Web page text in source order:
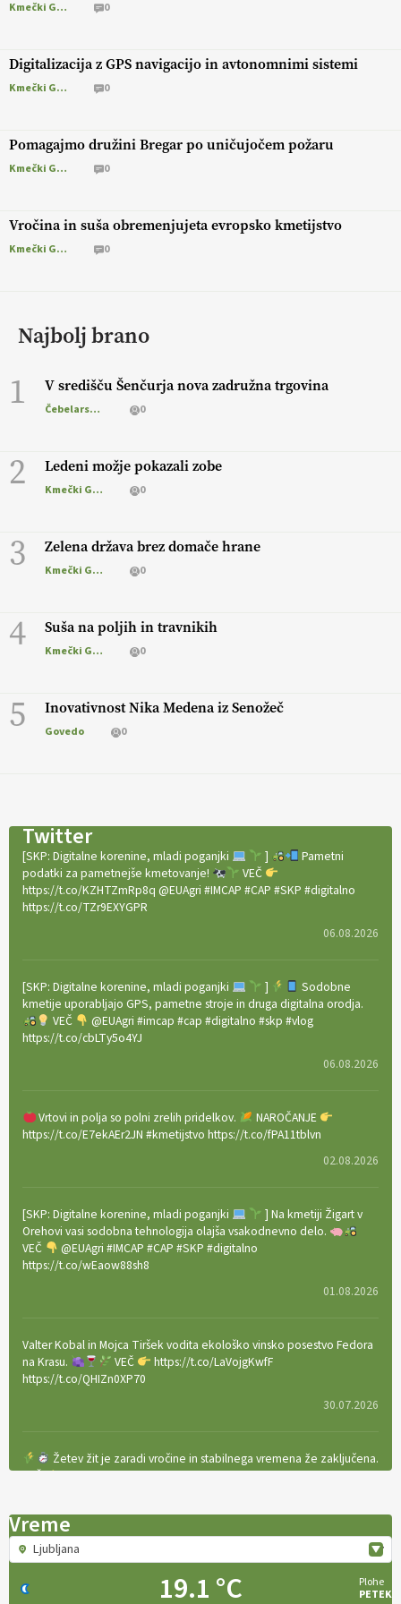
Kmečki Glas 0
Digitalizacija z GPS navigacijo in avtonomnimi sistemi
Kmečki Glas 0
Pomagajmo družini Bregar po uničujočem požaru
Kmečki Glas 0
Vročina in suša obremenjujeta evropsko kmetijstvo
Kmečki Glas 0
Najbolj brano
1 V središču Šenčurja nova zadružna trgovina
Čebelarstvo 0
2 Ledeni možje pokazali zobe
Kmečki Glas 0
3 Zelena država brez domače hrane
Kmečki Glas 0
4 Suša na poljih in travnikih
Kmečki Glas 0
5 Inovativnost Nika Medena iz Senožeč
Govedo 0
Twitter
[SKP: Digitalne korenine, mladi poganjki ]
Pametni
podatki za pametnejše kmetovanje!
VEČ
https://t.co/KZHTZmRp8q @EUAgri #IMCAP #CAP #SKP #digitalno
https://t.co/TZr9EXYGPR
06.08.2026
[SKP: Digitalne korenine, mladi poganjki ]
Sodobne
kmetije uporabljajo GPS, pametne stroje in druga digitalna orodja.
VEČ
@EUAgri #imcap #cap #digitalno #skp #vlog
https://t.co/cbLTy5o4YJ
06.08.2026
Vrtovi in polja so polni zrelih pridelkov.
NAROČANJE
https://t.co/E7ekAEr2JN #kmetijstvo https://t.co/fPA11tblvn
02.08.2026
[SKP: Digitalne korenine, mladi poganjki
] Na kmetiji Žigart v
Orehovi vasi sodobna tehnologija olajša vsakodnevno delo.
VEČ
@EUAgri #IMCAP #CAP #SKP #digitalno
https://t.co/wEaow88sh8
01.08.2026
Valter Kobal in Mojca Tiršek vodita ekološko vinsko posestvo Fedora
na Krasu.
VEČ
https://t.co/LaVojgKwfF
https://t.co/QHIZn0XP70
30.07.2026
Žetev žit je zaradi vročine in stabilnega vremena že zaključena.
VEČ
https://t.co/bBWaIz6Hhh https://t.co/TtKoOF5ENS
[EKOloško = LOGIČNO
Ameriške borovnice so odlična izbira za
#IMCAP #CAP https://t.co/tQd9tB1THk
Vreme
Ljubljana
19.1 °C
Plohe
PETEK